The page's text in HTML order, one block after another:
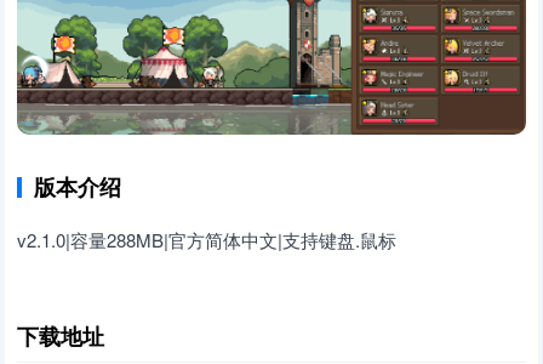
版本介绍
v2.1.0|容量288MB|官方简体中文|支持键盘.鼠标
下载地址